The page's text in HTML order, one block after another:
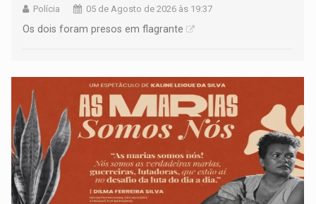
Polícia 05 de Agosto de 2026 às 19:37
Os dois foram presos em flagrante